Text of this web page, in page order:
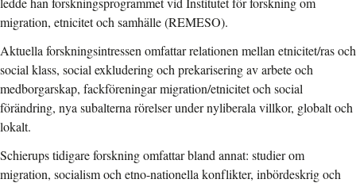
migration, etnicitet och samhälle (REMESO).
Aktuella forskningsintressen omfattar relationen mellan etnicitet/ras och
social klass, social exkludering och prekarisering av arbete och
medborgarskap, fackföreningar migration/etnicitet och social
förändring, nya subalterna rörelser under nyliberala villkor, globalt och
lokalt.
Schierups tidigare forskning omfattar bland annat: studier om
migration, socialism och etno-nationella konflikter, inbördeskrig och